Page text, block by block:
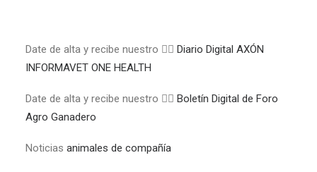
Date de alta y recibe nuestro 👉🏼 Diario Digital AXÓN
INFORMAVET ONE HEALTH
Date de alta y recibe nuestro 👉🏼 Boletín Digital de Foro
Agro Ganadero
Noticias animales de compañía